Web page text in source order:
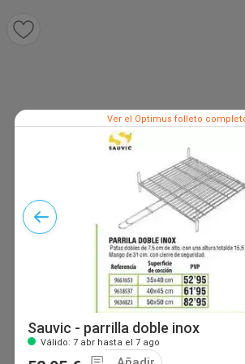
Ver el Optimus folleto
Sauvic - parrilla doble inox
Válido: 7 abr hasta el 7 ago